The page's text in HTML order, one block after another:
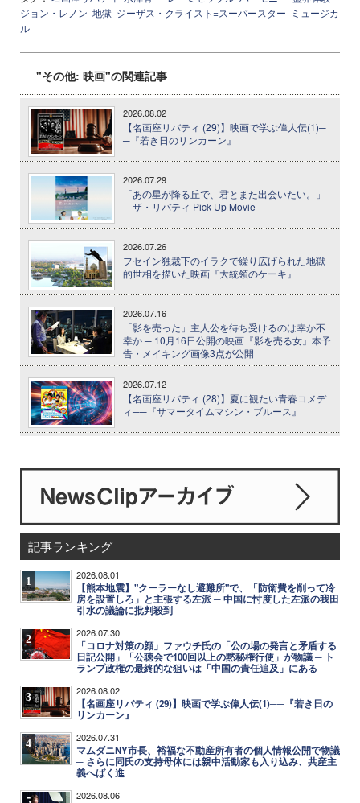
ジョン・レノン 地獄 ジーザス・クライスト=スーパースター ミュージカ
ル
"その他: 映画"の関連記事
2026.08.02
【名画座リバティ (29)】映画で学ぶ偉人伝(1)─
─『若き日のリンカーン』
2026.07.29
「あの星が降る丘で、君とまた出会いたい。」
─ ザ・リバティ Pick Up Movie
2026.07.26
フセイン独裁下のイラクで繰り広げられた地獄
的世相を描いた映画『大統領のケーキ』
2026.07.16
「影を売った」主人公を待ち受けるのは幸か不
幸か ─ 10月16日公開の映画『影を売る女』本予
告・メイキング画像3点が公開
2026.07.12
【名画座リバティ (28)】夏に観たい青春コメデ
ィ──『サマータイムマシン・ブルース』
記事ランキング
1 2026.08.01
【熊本地震】"クーラーなし避難所"で、「防衛費を削って冷
房を設置しろ」と主張する左派 ─ 中国に忖度した左派の我田
引水の議論に批判殺到
2 2026.07.30
「コロナ対策の顔」ファウチ氏の「公の場の発言と矛盾する
日記公開」「公聴会で100回以上の黙秘権行使」が物議 ─ ト
ランプ政権の最終的な狙いは「中国の責任追及」にある
3 2026.08.02
【名画座リバティ (29)】映画で学ぶ偉人伝(1)──『若き日の
リンカーン』
4 2026.07.31
マムダニNY市長、裕福な不動産所有者の個人情報公開で物議
─ さらに同氏の支持母体には親中活動家も入り込み、共産主
義へばく進
2026.08.06